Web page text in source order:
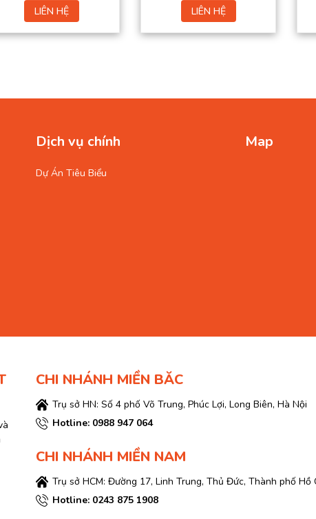
LIÊN HỆ LIÊN HỆ
Dịch vụ chính
Dự Án Tiêu Biểu
Map
CHI NHÁNH MIỀN BĂC
Trụ sở HN: Số 4 phố Võ Trung, Phúc Lợi, Long Biên, Hà Nội
Hotline: 0988 947 064
CHI NHÁNH MIỀN NAM
Trụ sở HCM: Đường 17, Linh Trung, Thủ Đức, Thành phố Hồ
Hotline: 0243 875 1908